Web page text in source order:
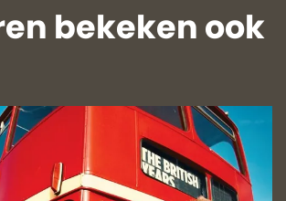
bekeken ook